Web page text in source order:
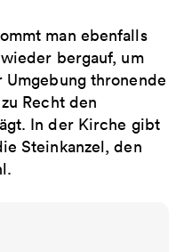
man ebenfalls
bergauf, um
thronende
Recht den
In der Kirche gibt
Steinkanzel, den